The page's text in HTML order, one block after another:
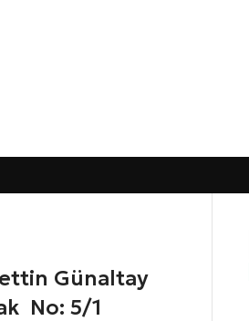
Günaltay
No: 5/1